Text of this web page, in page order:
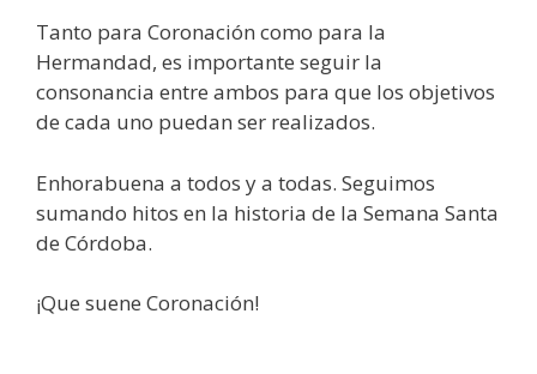
Tanto para Coronación como para la
Hermandad, es importante seguir la
consonancia entre ambos para que los objetivos
de cada uno puedan ser realizados.
Enhorabuena a todos y a todas. Seguimos
sumando hitos en la historia de la Semana Santa
de Córdoba.
¡Que suene Coronación!